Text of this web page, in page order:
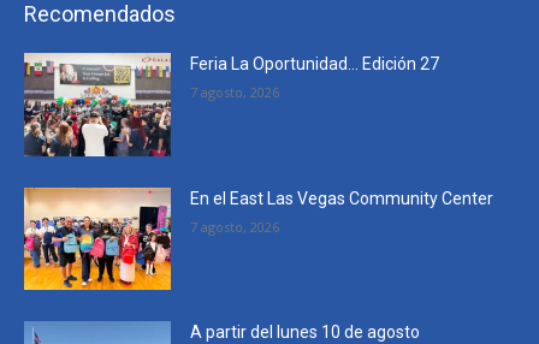
Recomendados
Feria La Oportunidad… Edición 27
7 agosto, 2026
En el East Las Vegas Community Center
7 agosto, 2026
A partir del lunes 10 de agosto